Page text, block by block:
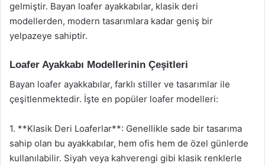
gelmiştir. Bayan loafer ayakkabılar, klasik deri
modellerden, modern tasarımlara kadar geniş bir
yelpazeye sahiptir.
Loafer Ayakkabı Modellerinin Çeşitleri
Bayan loafer ayakkabılar, farklı stiller ve tasarımlar ile
çeşitlenmektedir. İşte en popüler loafer modelleri:
1. **Klasik Deri Loaferlar**: Genellikle sade bir tasarıma
sahip olan bu ayakkabılar, hem ofis hem de özel günlerde
kullanılabilir. Siyah veya kahverengi gibi klasik renklerle